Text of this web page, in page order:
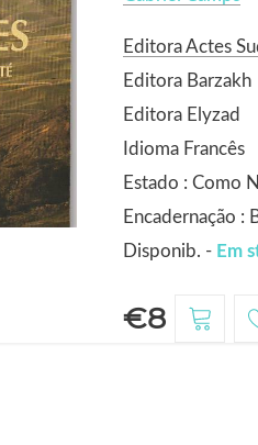
Editora Actes
Editora Barzakh
Editora Elyzad
Idioma Francês
Estado : Como
Encadernação :
Disponib. - Em
€8